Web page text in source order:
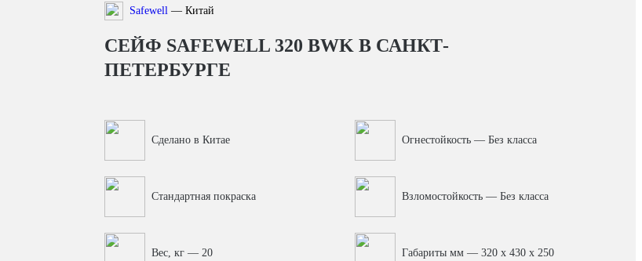
Safewell — Китай
СЕЙФ SAFEWELL 320 BWK В САНКТ-
ПЕТЕРБУРГЕ
Сделано в Китае Огнестойкость — Без класса
Стандартная покраска Взломостойкость — Без класса
Вес, кг — 20 Габариты мм — 320 x 430 x 250